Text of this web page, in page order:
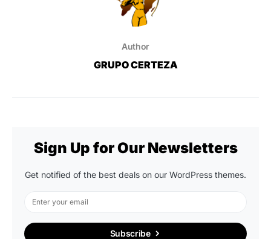
Author
GRUPO CERTEZA
Sign Up for Our Newsletters
Get notified of the best deals on our WordPress themes.
Subscribe